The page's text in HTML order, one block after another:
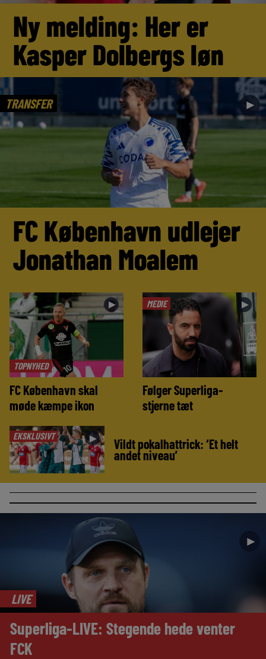
Ny melding: Her er
Kasper Dolbergs løn
TRANSFER ►
FC København udlejer
Jonathan Moalem
TOPNYHED
►
FC København skal
møde kæmpe ikon
MEDIE ►
Følger Superliga-
stjerne tæt
EKSKLUSIVT ► Vildt pokalhattrick: ‘Et helt
andet niveau’
►
LIVE
Superliga-LIVE: Stegende hede venter
FCK